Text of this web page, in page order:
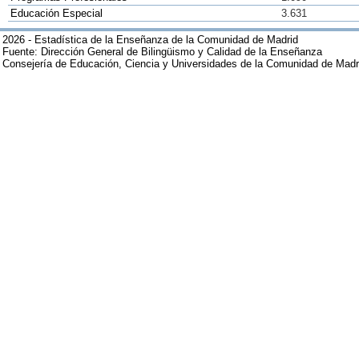
Educación Especial
3.631
2026 - Estadística de la Enseñanza de la Comunidad de Madrid
Fuente: Dirección General de Bilingüismo y Calidad de la Enseñanza
Consejería de Educación, Ciencia y Universidades de la Comunidad de